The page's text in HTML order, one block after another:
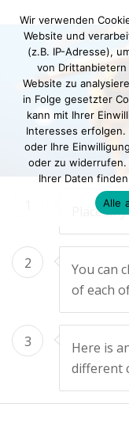
1
Place
2
You can
of each
3
Here is
different
Wir verwenden
Website und
(z.B. IP-Adresse),
von
Website zu
in Folge gesetzter
kann mit Ihrer
Interesses erfolgen.
oder Ihre
oder zu widerrufen.
Ihrer Daten
Alle